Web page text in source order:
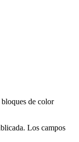
de color
Los campos